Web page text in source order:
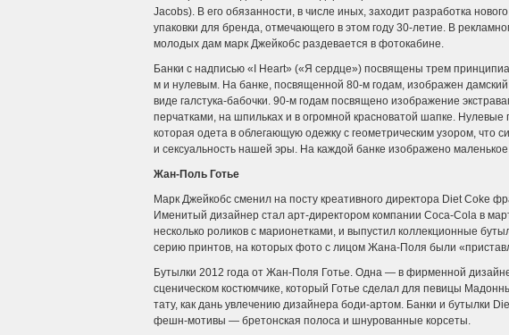
Jacobs). В его обязанности, в числе иных, заходит разработка
упаковки для бренда, отмечающего в этом году 30-летие. В
молодых дам марк Джейкобс раздевается в фотокабине.
Банки с надписью «I Heart» («Я сердце») посвящены трем
м и нулевым. На банке, посвященной 80-м годам, изображен
виде галстука-бабочки. 90-м годам посвящено изображение
перчатками, на шпильках и в огромной красноватой шапке.
которая одета в облегающую одежку с геометрическим узором, что
и сексуальность нашей эры. На каждой банке изображено маленькое
Жан-Поль Готье
Марк Джейкобс сменил на посту креативного директора Diet Coke
Именитый дизайнер стал арт-директором компании Coca-Cola в
несколько роликов с марионетками, и выпустил коллекционные
серию принтов, на которых фото с лицом Жана-Поля были
Бутылки 2012 года от Жан-Поля Готье. Одна — в фирменной
сценическом костюмчике, который Готье сделал для певицы
тату, как дань увлечению дизайнера боди-артом. Банки и бутылки
фешн-мотивы — бретонская полоса и шнурованные корсеты.